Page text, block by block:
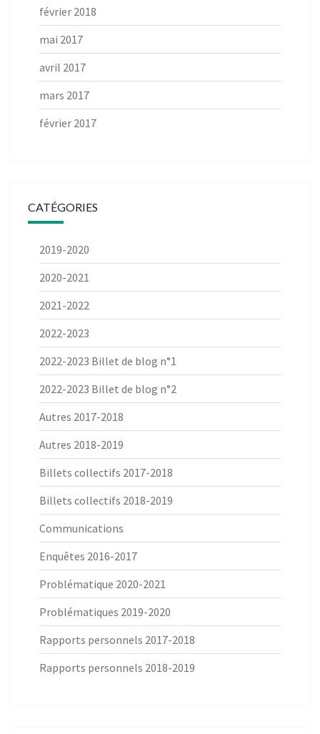
février 2018
mai 2017
avril 2017
mars 2017
février 2017
CATÉGORIES
2019-2020
2020-2021
2021-2022
2022-2023
2022-2023 Billet de blog n°1
2022-2023 Billet de blog n°2
Autres 2017-2018
Autres 2018-2019
Billets collectifs 2017-2018
Billets collectifs 2018-2019
Communications
Enquêtes 2016-2017
Problématique 2020-2021
Problématiques 2019-2020
Rapports personnels 2017-2018
Rapports personnels 2018-2019